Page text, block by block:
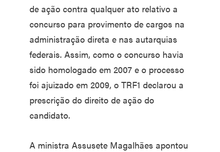
de ação contra qualquer ato relativo a
concurso para provimento de cargos na
administração direta e nas autarquias
federais. Assim, como o concurso havia
sido homologado em 2007 e o processo
foi ajuizado em 2009, o TRF1 declarou a
prescrição do direito de ação do
candidato.
A ministra Assusete Magalhães apontou